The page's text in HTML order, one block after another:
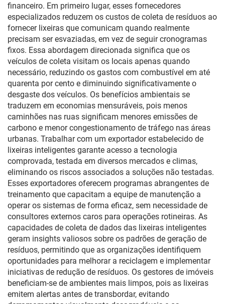
financeiro. Em primeiro lugar, esses fornecedores
especializados reduzem os custos de coleta de resíduos ao
fornecer lixeiras que comunicam quando realmente
precisam ser esvaziadas, em vez de seguir cronogramas
fixos. Essa abordagem direcionada significa que os
veículos de coleta visitam os locais apenas quando
necessário, reduzindo os gastos com combustível em até
quarenta por cento e diminuindo significativamente o
desgaste dos veículos. Os benefícios ambientais se
traduzem em economias mensuráveis, pois menos
caminhões nas ruas significam menores emissões de
carbono e menor congestionamento de tráfego nas áreas
urbanas. Trabalhar com um exportador estabelecido de
lixeiras inteligentes garante acesso a tecnologia
comprovada, testada em diversos mercados e climas,
eliminando os riscos associados a soluções não testadas.
Esses exportadores oferecem programas abrangentes de
treinamento que capacitam a equipe de manutenção a
operar os sistemas de forma eficaz, sem necessidade de
consultores externos caros para operações rotineiras. As
capacidades de coleta de dados das lixeiras inteligentes
geram insights valiosos sobre os padrões de geração de
resíduos, permitindo que as organizações identifiquem
oportunidades para melhorar a reciclagem e implementar
iniciativas de redução de resíduos. Os gestores de imóveis
beneficiam-se de ambientes mais limpos, pois as lixeiras
emitem alertas antes de transbordar, evitando